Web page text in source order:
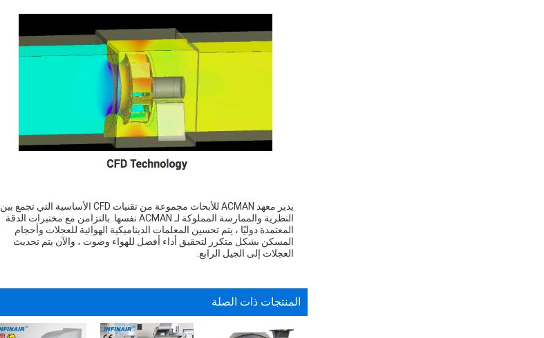
يدير معهد ACMAN للأبحاث مجموعة من تقنيات CFD الأساسية التي تجمع بين
النظرية والممارسة المملوكة لـ ACMAN نفسها. بالتزامن مع مختبرات الدقة
المعتمدة دوليًا ، يتم تحسين المعلمات الديناميكية الهوائية للعجلات وأحجام
المسكن بشكل متكرر لتحقيق أداء أفضل للهواء وصوت ، والآن يتم تحديث
العجلات إلى الجيل الرابع.
المنتجات ذات الصلة